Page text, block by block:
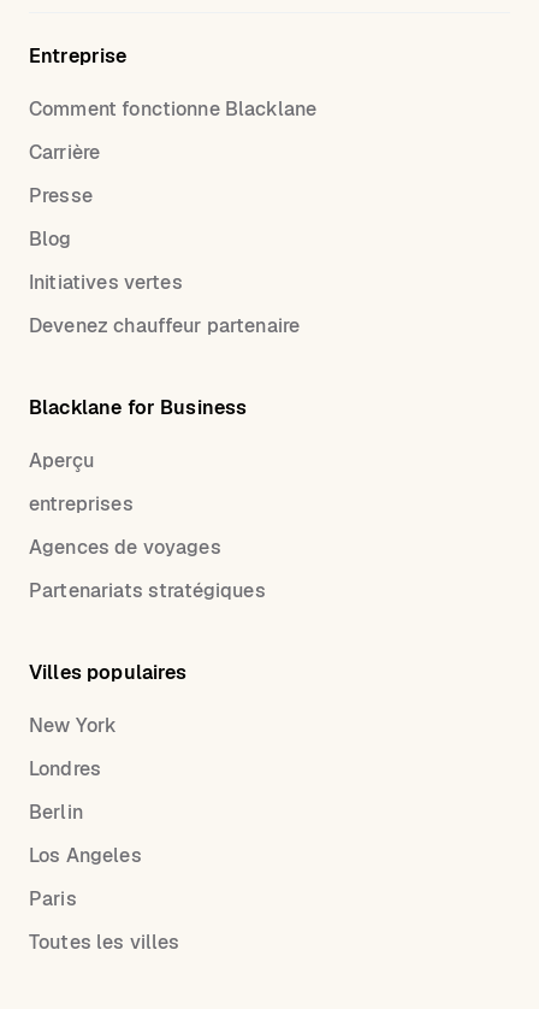
Entreprise
Comment fonctionne Blacklane
Carrière
Presse
Blog
Initiatives vertes
Devenez chauffeur partenaire
Blacklane for Business
Aperçu
entreprises
Agences de voyages
Partenariats stratégiques
Villes populaires
New York
Londres
Berlin
Los Angeles
Paris
Toutes les villes